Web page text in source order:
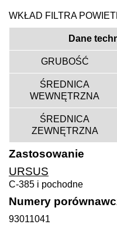
WKŁAD FILTRA
Dane
GRUBOŚĆ
ŚREDNICA
WEWNĘTRZNA
ŚREDNICA
ZEWNĘTRZNA
Zastosowanie
URSUS
C-385 i pochodne
Numery
93011041